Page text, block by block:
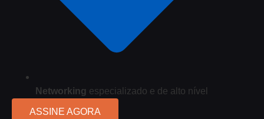
Networking especializado e de alto nível
ASSINE AGORA